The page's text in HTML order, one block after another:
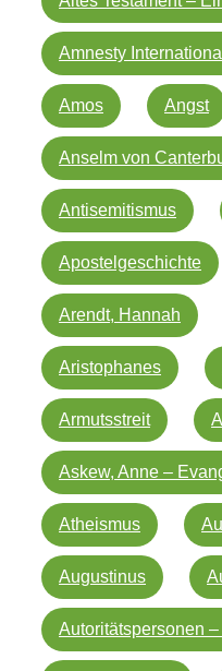
Amnesty
Amos Angst
Anselm von
Antisemitismus
Apostelgeschichte
Arendt, Hannah
Aristophanes
Armutsstreit
Askew, Anne –
Atheismus
Augustinus
Autoritätspersonen